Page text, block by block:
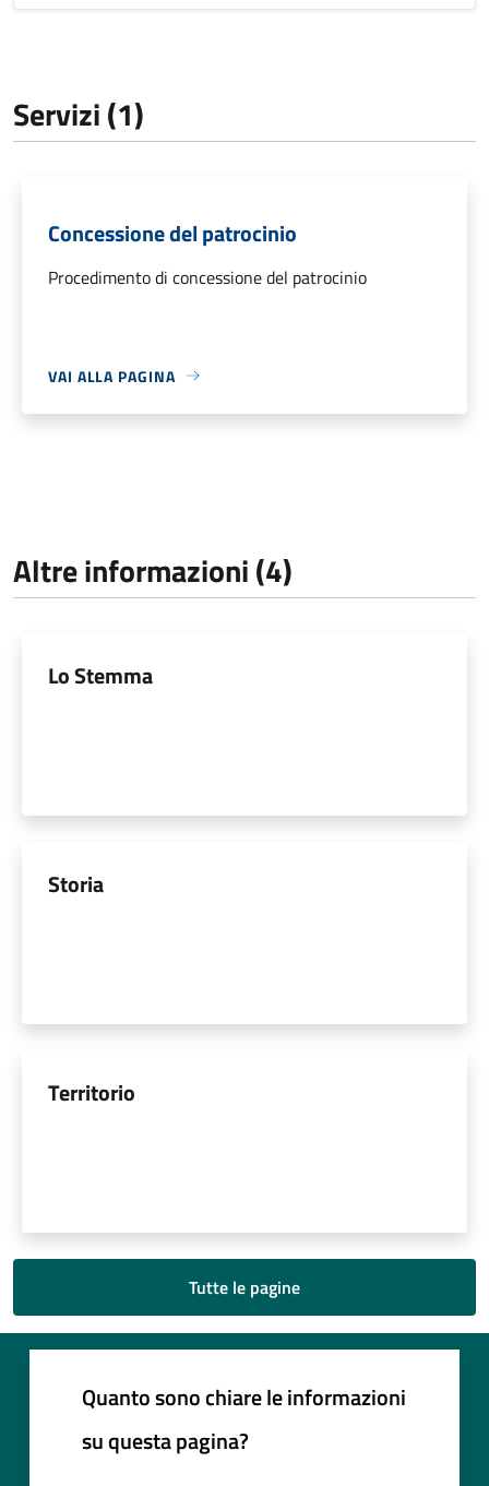
Servizi (1)
Concessione del patrocinio
Procedimento di concessione del patrocinio
VAI ALLA PAGINA
Altre informazioni (4)
Lo Stemma
Storia
Territorio
Tutte le pagine
Quanto sono chiare le informazioni
su questa pagina?